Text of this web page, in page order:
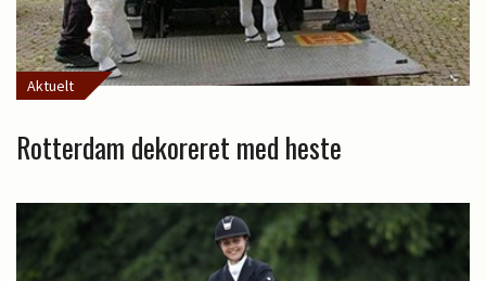
Aktuelt
Rotterdam dekoreret med heste